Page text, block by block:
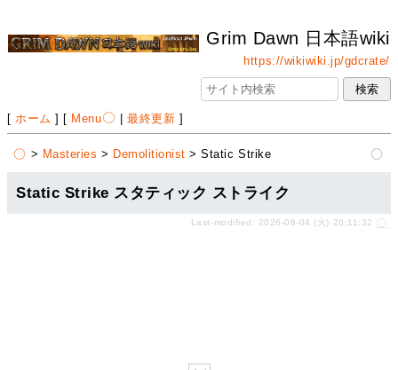
Grim Dawn 日本語wiki
https://wikiwiki.jp/gdcrate/
[ ホーム ] [ Menu |最終更新 ]
> Masteries > Demolitionist > Static Strike
Static Strike スタティック ストライク
Last-modified: 2026-08-04 (火) 20:11:32